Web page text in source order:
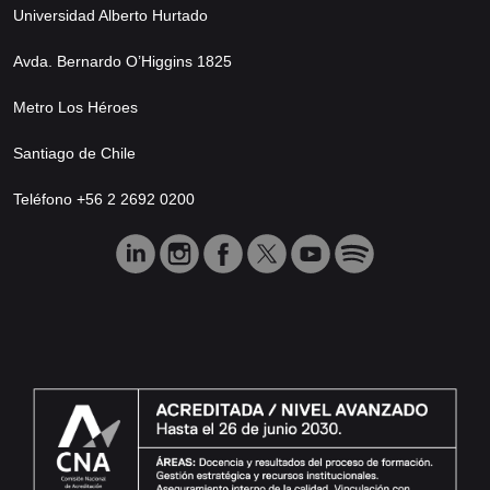
Universidad Alberto Hurtado
Avda. Bernardo O’Higgins 1825
Metro Los Héroes
Santiago de Chile
Teléfono +56 2 2692 0200